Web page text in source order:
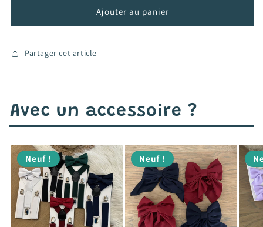
Ajouter au panier
Partager cet article
Avec un accessoire ?
Neuf ! Neuf !